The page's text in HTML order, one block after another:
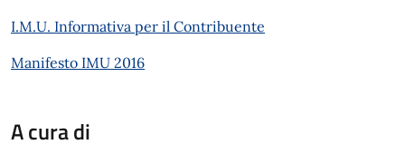
I.M.U. Informativa per il Contribuente
Manifesto IMU 2016
A cura di